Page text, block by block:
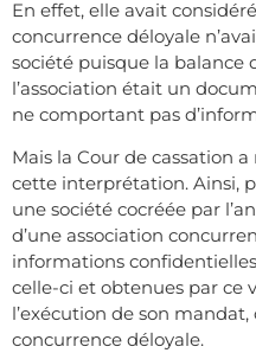
En effet, elle avait
concurrence déloyale
société puisque la balance
l’association était un
ne comportant pas
Mais la Cour de cassation
cette interprétation. Ainsi,
une société cocréée par
d’une association
informations
celle-ci et obtenues par ce
l’exécution de son
concurrence déloyale.